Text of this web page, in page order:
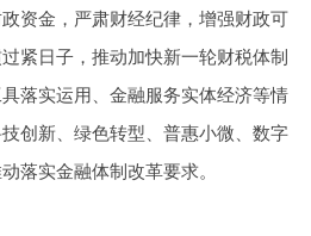
资金，严肃财经纪律，增强财政可
紧日子，推动加快新一轮财税体制
落实运用、金融服务实体经济等情
创新、绿色转型、普惠小微、数字
落实金融体制改革要求。